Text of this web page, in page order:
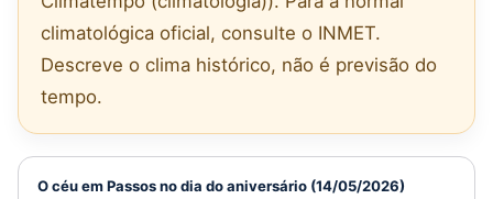
climatológica oficial, consulte o INMET.
Descreve o clima histórico, não é previsão do
tempo.
O céu em Passos no dia do aniversário (14/05/2026)